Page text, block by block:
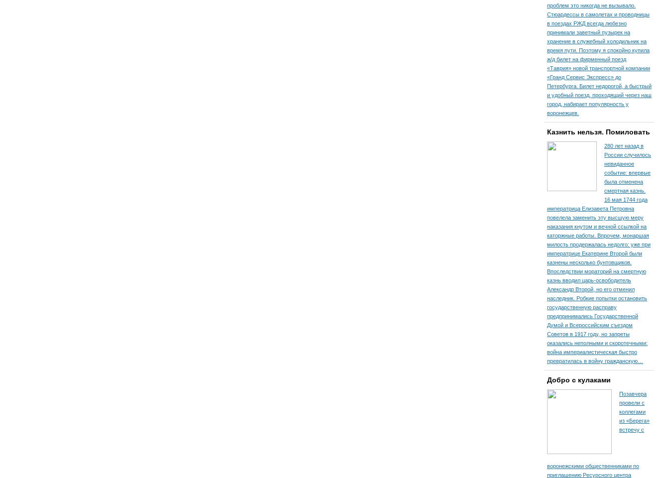
проблем это никогда не вызывало.
Стюардессы в самолетах и проводницы
в поездах РЖД всегда любезно
принимали заветный пузырек на
хранение в служебный холодильник на
время пути. По­этому я спокойно купила
ж/д билет на фирменный поезд
«Таврия» новой транспортной компании
«Гранд Сервис Экспресс» до
Петербурга. Билет недорогой, а быстрый
и удобный поезд, проходящий через наш
город, набирает популярность у
воронежцев.
Казнить нельзя. Помиловать
280 лет назад в
России случилось
невиданное
событие: впервые
была отменена
смертная казнь.
16 мая 1744 года
императрица Елизавета Петровна
повелела заменить эту высшую меру
наказания кнутом и вечной ссылкой на
каторжные работы. Впрочем, монаршая
милость продержалась недолго: уже при
императрице Екатерине Второй были
казнены несколько бунтовщиков.
Впоследствии мораторий на смертную
казнь вводил царь-освободитель
Александр Второй, но его отменил
наследник. Робкие попытки остановить
государственную расправу
предпринимались Государственной
Думой и Всероссийским съездом
Советов в 1917 году, но запреты
оказались неполными и скоротечными:
война империалистическая быстро
превратилась в войну гражданскую…
Добро с кулаками
Позавчера
провели с
коллегами
из «Берега»
встречу с
воронежскими общественниками по
приглашению Ресурсного центра